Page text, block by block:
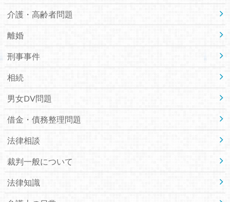
介護・高齢者問題
離婚
刑事事件
相続
男女DV問題
借金・債務整理問題
法律相談
裁判一般について
法律知識